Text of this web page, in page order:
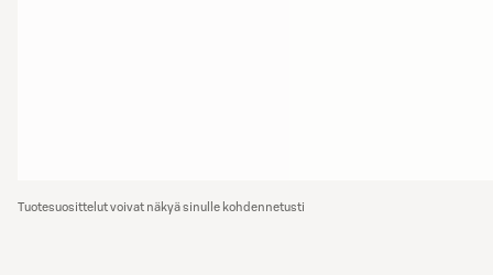
Tuotesuosittelut voivat näkyä sinulle kohdennetusti